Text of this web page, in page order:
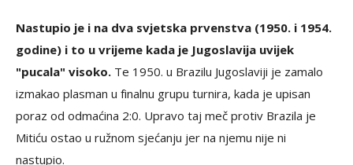
Nastupio je i na dva svjetska prvenstva (1950. i 1954.
godine) i to u vrijeme kada je Jugoslavija uvijek
"pucala" visoko. Te 1950. u Brazilu Jugoslaviji je zamalo
izmakao plasman u finalnu grupu turnira, kada je upisan
poraz od odmaćina 2:0. Upravo taj meč protiv Brazila je
Mitiću ostao u ružnom sjećanju jer na njemu nije ni
nastupio.